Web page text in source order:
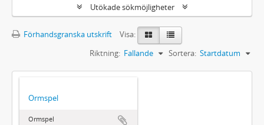
Utökade sökmöjligheter
Förhandsgranska utskrift
Visa:
Sortera: Startdatum
Riktning: Fallande
Ormspel
Ormspel